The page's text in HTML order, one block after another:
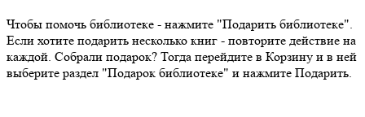
Чтобы помочь библиотеке - нажмите "Подарить библиотеке".
Если хотите подарить несколько книг - повторите действие на
каждой. Собрали подарок? Тогда перейдите в Корзину и в ней
выберите раздел "Подарок библиотеке" и нажмите Подарить.